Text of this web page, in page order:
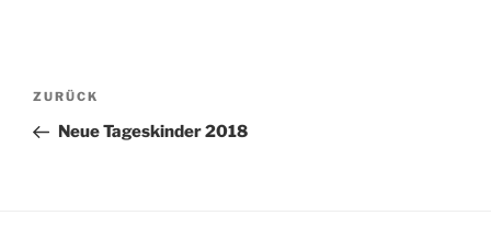
Beitragsnavigation
Vorheriger
Beitrag
ZURÜCK
Neue Tageskinder 2018